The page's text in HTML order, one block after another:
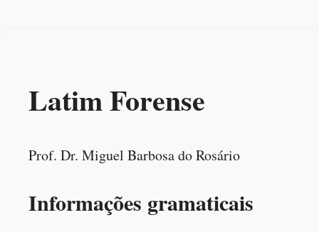
Latim Forense
Prof. Dr. Miguel Barbosa do Rosário
Informações gramaticais